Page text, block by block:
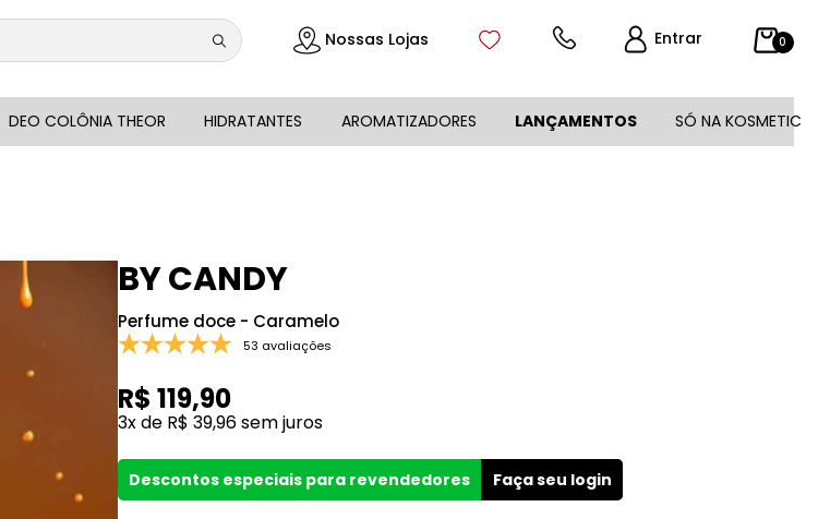
Nossas Lojas Entrar 0
DEO COLÔNIA THEOR HIDRATANTES AROMATIZADORES LANÇAMENTOS SÓ NA KOSMETIC
BY CANDY
Perfume doce - Caramelo
53 avaliações
R$ 119,90
3x de R$ 39,96sem juros
Descontos especiais para revendedores Faça seu login